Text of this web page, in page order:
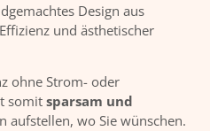
Design aus
und ästhetischer
ohne Strom- oder
somit sparsam und
aufstellen, wo Sie wünschen.